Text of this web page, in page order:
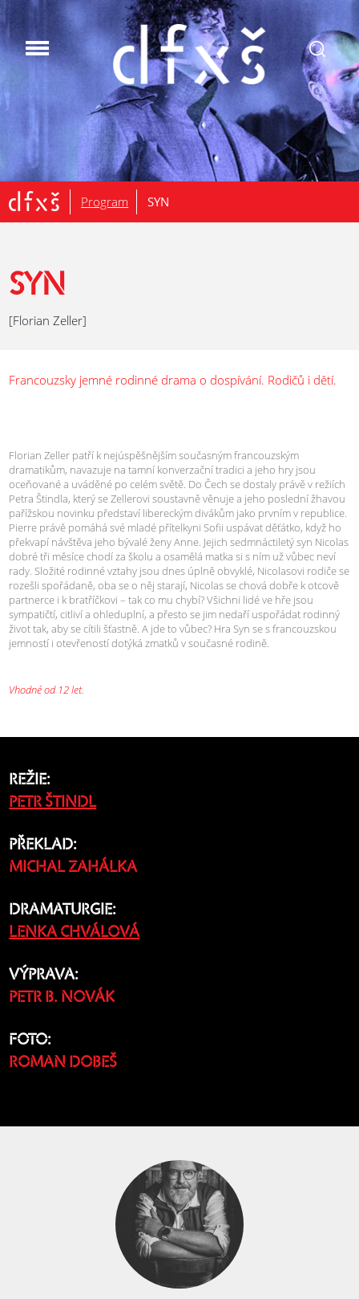
.
Program SYN
SYN
[Florian Zeller]
Francouzsky jemné rodinné drama o dospívání. Rodičů i dětí.
Florian Zeller patří k nejúspěšnějším současným francouzským
dramatikům, navazuje na tamní konverzační tradici a jeho hry jsou
oceňované a uváděné po celém světě. Do Čech se dostaly právě v režiích
Petra Štindla, který se Zellerovi soustavně věnuje a jeho poslední žhavou
pařížskou novinku představí libereckým divákům jako prvním v republice.
Pierre právě pomáhá své mladé přítelkyni Sofii uspávat děťátko, když ho
překvapí návštěva jeho bývalé ženy Anne. Jejich sedmnáctiletý syn Nicolas
dobré tři měsíce chodí za školu a osamělá matka si s ním už vůbec neví
rady. Složité rodinné vztahy jsou dnes úplně obvyklé, Nicolasovi rodiče se
rozešli spořádaně, oba se o něj starají, Nicolas se chová dobře k otcově
partnerce i k bratříčkovi – tak co mu chybí? Všichni lidé ve hře jsou
sympatičtí, citliví a ohleduplní, a přesto se jim nedaří uspořádat rodinný
život tak, aby se cítili šťastně. A jde to vůbec? Hra Syn se s francouzskou
jemností i otevřeností dotýká zmatků v současné rodině.
Vhodné od 12 let.
REŽIE:
PETR ŠTINDL
PŘEKLAD:
MICHAL ZAHÁLKA
DRAMATURGIE:
LENKA CHVÁLOVÁ
VÝPRAVA:
PETR B. NOVÁK
FOTO:
ROMAN DOBEŠ